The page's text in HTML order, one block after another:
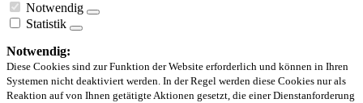
Notwendig
Statistik
Notwendig:
Diese Cookies sind zur Funktion der Website erforderlich und können in Ihren
Systemen nicht deaktiviert werden. In der Regel werden diese Cookies nur als
Reaktion auf von Ihnen getätigte Aktionen gesetzt, die einer Dienstanforderung